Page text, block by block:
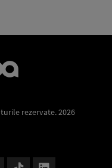
rezervate. 2026